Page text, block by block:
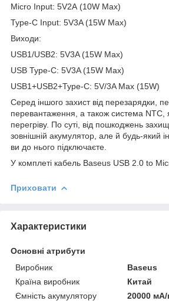
Micro Input: 5V2А (10W Max)
Type-C Input: 5V3A (15W Max)
Виходи:
USB1/USB2: 5V3A (15W Max)
USB Type-C: 5V3A (15W Max)
USB1+USB2+Type-C: 5V/3A Max (15W)
Серед іншого захист від перезарядки,
перевантаження, а також система NTC,
перегріву. По суті, від пошкоджень
зовнішній акумулятор, але й будь-який
ви до нього підключаєте.
У комплеті кабель Baseus USB 2.0 to
Приховати
Характеристики
Основні атрибути
Виробник
Baseus
Країна виробник
Китай
Ємність акумулятору
20000 мА/